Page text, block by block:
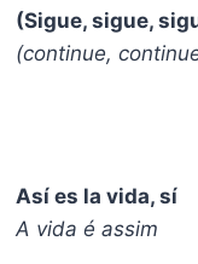
(Sigue, sigue,
(continue,
Así es la vida, sí
A vida é assim